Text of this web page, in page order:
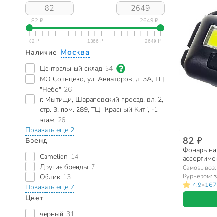
82 ₽ 2649 ₽
Наличие Москва
Центральный склад 34
МО Солнцево, ул. Авиаторов, д. 3А, ТЦ
"Небо" 26
г. Мытищи, Шараповский проезд, вл. 2,
стр. 3, пом. 289, ТЦ "Красный Кит", -1
этаж 26
Показать еще 2
Бренд
Camelion 14
Другие бренды 7
Облик 13
Показать еще 7
Цвет
черный 31
82 ₽
Фонарь
Самовывоз:
Курьером:
4.9•